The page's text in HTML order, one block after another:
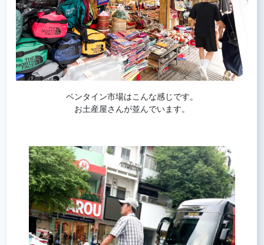
ベンタイン市場はこんな感じです。
お土産屋さんが並んでいます。